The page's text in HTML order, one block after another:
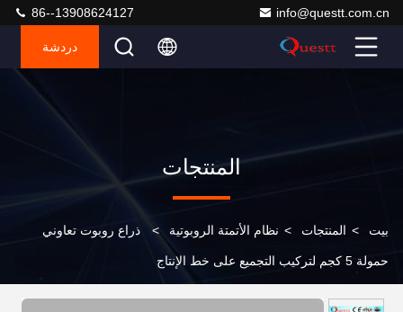
info@questt.com.cn
86--13908624127
دردشة
المنتجات
بيت > المنتجات > نظام الأتمتة الروبوتية > ذراع روبوت تعاوني
حمولة 5 كجم لتركيب التجميع على خط الإنتاج